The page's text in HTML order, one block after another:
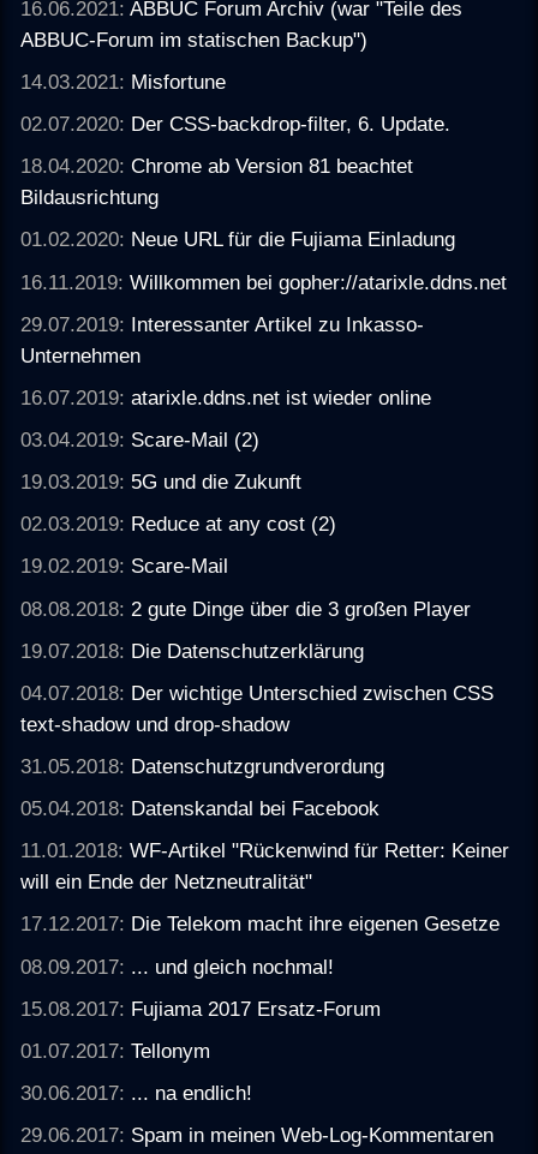
16.06.2021:ABBUC Forum Archiv (war "Teile des
ABBUC-Forum im statischen Backup")
14.03.2021: Misfortune
02.07.2020: Der CSS-backdrop-filter, 6. Update.
18.04.2020:Chrome ab Version 81 beachtet
Bildausrichtung
01.02.2020: Neue URL für die Fujiama Einladung
16.11.2019:Willkommen bei gopher://atarixle.ddns.net
29.07.2019: Interessanter Artikel zu Inkasso-
Unternehmen
16.07.2019:atarixle.ddns.net ist wieder online
03.04.2019: Scare-Mail (2)
19.03.2019: 5G und die Zukunft
02.03.2019: Reduce at any cost (2)
19.02.2019: Scare-Mail
08.08.2018: 2 gute Dinge über die 3 großen Player
19.07.2018: Die Datenschutzerklärung
04.07.2018: Der wichtige Unterschied zwischen CSS
text-shadow und drop-shadow
31.05.2018: Datenschutzgrundverordung
05.04.2018: Datenskandal bei Facebook
11.01.2018:WF-Artikel "Rückenwind für Retter: Keiner
will ein Ende der Netzneutralität"
17.12.2017: Die Telekom macht ihre eigenen Gesetze
08.09.2017: ... und gleich nochmal!
15.08.2017: Fujiama 2017 Ersatz-Forum
01.07.2017:Tellonym
30.06.2017: ... na endlich!
29.06.2017: Spam in meinen Web-Log-Kommentaren